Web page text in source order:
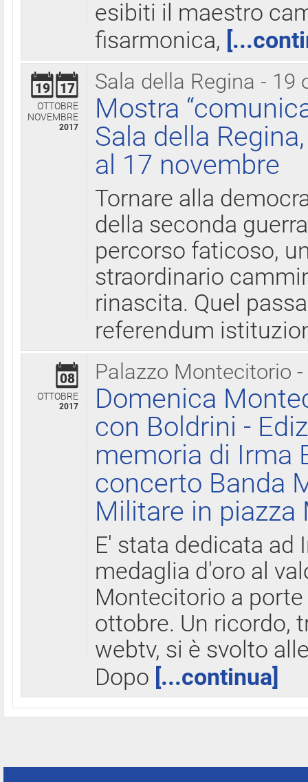
esibiti il maestro
fisarmonica,
Sala della Regina - 19
19 17
OTTOBRE
NOVEMBRE
2017
Mostra
Sala della
al 17 novembre
Tornare alla
della seconda
percorso faticoso,
straordinario
rinascita. Quel
referendum
Palazzo Montecitorio
08
OTTOBRE
2017
Domenica
con Boldrini -
memoria di Irma
concerto Banda
Militare in
E' stata dedicata ad
medaglia d'oro al
Montecitorio a
ottobre. Un ricordo,
webtv, si è svolto
Dopo [...continua]